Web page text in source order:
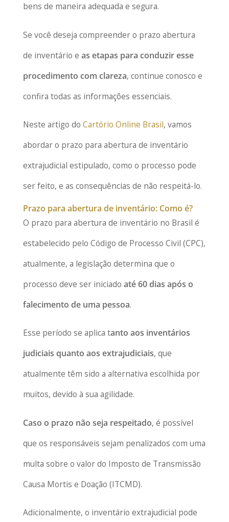
bens de maneira adequada e segura.
Se você deseja compreender o prazo abertura
de inventário e as etapas para conduzir esse
procedimento com clareza, continue conosco e
confira todas as informações essenciais.
Neste artigo do Cartório Online Brasil, vamos
abordar o prazo para abertura de inventário
extrajudicial estipulado, como o processo pode
ser feito, e as consequências de não respeitá-lo.
Prazo para abertura de inventário: Como é?
O prazo para abertura de inventário no Brasil é
estabelecido pelo Código de Processo Civil (CPC),
atualmente, a legislação determina que o
processo deve ser iniciado até 60 dias após o
falecimento de uma pessoa.
Esse período se aplica tanto aos inventários
judiciais quanto aos extrajudiciais, que
atualmente têm sido a alternativa escolhida por
muitos, devido à sua agilidade.
Caso o prazo não seja respeitado, é possível
que os responsáveis sejam penalizados com uma
multa sobre o valor do Imposto de Transmissão
Causa Mortis e Doação (ITCMD).
Adicionalmente, o inventário extrajudicial pode